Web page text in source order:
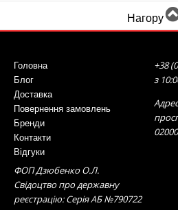
Нагору
Головна
Блог
Доставка
Повернення замовлень
Бренди
Контакти
Відгуки
+38
з
02000
ФОП Дзюбенко О.Л.
Свідоцтво про державну
реєстрацію: Серія АБ №790722